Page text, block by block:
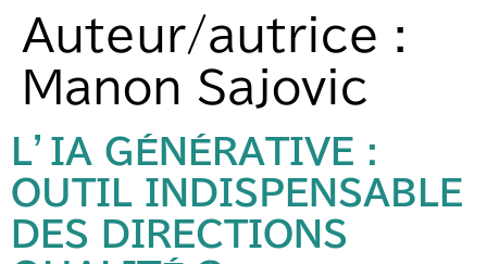
Auteur/autrice :
Manon Sajovic
L’IA GÉNÉRATIVE :
OUTIL INDISPENSABLE
DES DIRECTIONS